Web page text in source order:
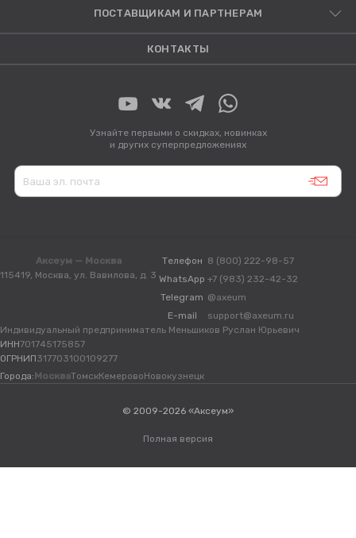
ПОСТАВЩИКАМ И ПАРТНЕРАМ
КОНТАКТЫ
Узнайте первыми о скидках, новинках
и других суперпредложениях
Аксеум — Москва
115419, Москва, ул. Вавилова, д. 3
Телефон 8 (800) 222-98-57
WhatsApp +7 (983) 232-42-32
Telegram @axeum
E-mail
support@axeum.ru
Индивидуальный предприниматель Меньшиков Руслан Юрьевич
ИНН701745175857
ОГРНИП317703100109277
Города: МоскваТомскКемеровоНовокузнецк
© 2009-2026 «Аксеум»
Полная версия